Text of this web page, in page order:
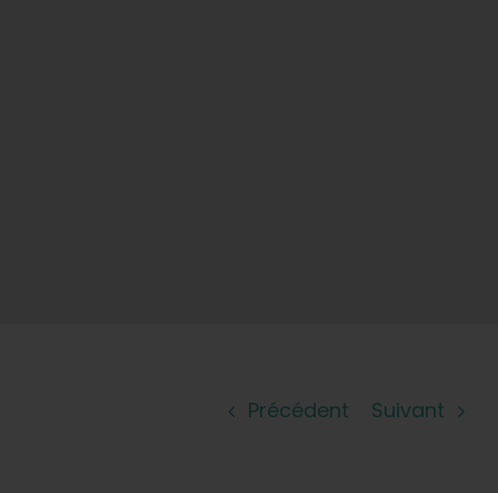
Précédent Suivant